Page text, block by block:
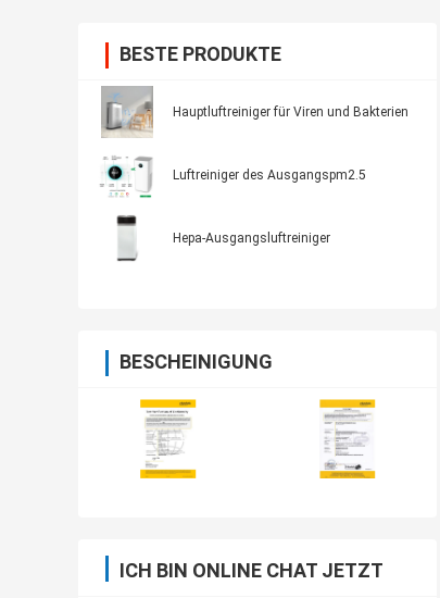
BESTE PRODUKTE
Hauptluftreiniger für Viren und Bakterien
Luftreiniger des Ausgangspm2.5
Hepa-Ausgangsluftreiniger
BESCHEINIGUNG
ICH BIN ONLINE CHAT JETZT